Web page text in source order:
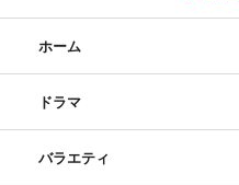
ホーム
ドラマ
バラエティ